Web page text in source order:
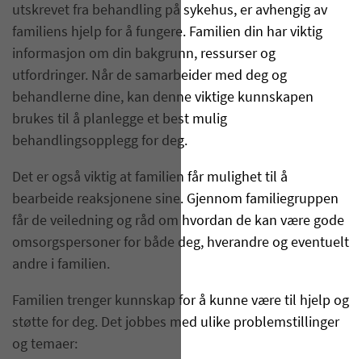
utskrevet fra behandling på sykehus, er avhengig av
familiens hjelp for å fungere. Familien din har viktig
informasjon om din bakgrunn, ressurser og
utfordringer. Når de samarbeider med deg og
behandlerne dine, kan denne viktige kunnskapen
brukes til å planlegge et best mulig
behandlingsopplegg for deg.
Det er også viktig at familien får mulighet til å
bearbeide reaksjonene sine. Gjennom familiegruppen
får de veiledning og råd om hvordan de kan være gode
omsorgspersoner for både deg, hverandre og eventuelt
andre i familien.
Familien trenger kunnskap for å kunne være til hjelp og
støtte for deg. Det jobbes med ulike problemstillinger
og temaer: